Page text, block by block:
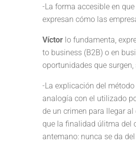
-La forma accesible en
expresan cómo las
Víctor lo fundamenta,
to business (B2B) o en
oportunidades que
-La explicación del
analogía con el utilizado
de un crimen para llegar
que la finalidad úlitma del
antemano: nunca se da